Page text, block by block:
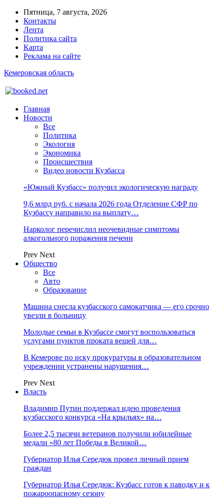
Пятница, 7 августа, 2026
Контакты
Лента
Политика сайта
Карта
Реклама на сайте
Кемеровская область
Главная
Новости
Все
Политика
Экология
Экономика
Происшествия
Видео новости Кузбасса
«Южный Кузбасс» получил экологическую награду
9,6 млрд руб. с начала 2026 года Отделение СФР по
Кузбассу направило на выплату…
Нарколог перечислил неочевидные симптомы
алкогольного поражения печени
Prev Next
Общество
Все
Авто
Образование
Машина снесла кузбасского самокатчика — его срочно
увезли в больницу
Молодые семьи в Кузбассе смогут воспользоваться
услугами пунктов проката вещей для…
В Кемерове по иску прокуратуры в образовательном
учреждении устранены нарушения…
Prev Next
Власть
Владимир Путин поддержал идею проведения
кузбасского конкурса «На крыльях» на…
Более 2,5 тысячи ветеранов получили юбилейные
медали «80 лет Победы в Великой…
Губернатор Илья Середюк провел личный прием
граждан
Губернатор Илья Середюк: Кузбасс готов к паводку и к
пожароопасному сезону